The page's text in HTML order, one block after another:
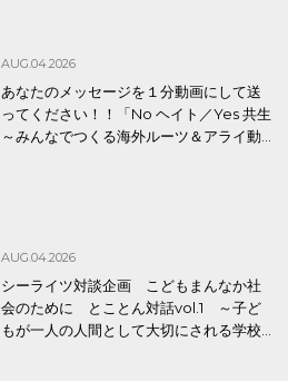
AUG.04.2026
あなたのメッセージを１分動画にして送
ってください！！「No ヘイト／Yes 共生
～みんなでつくる海外ルーツ＆アライ動
AUG.04.2026
シーライツ対談企画 こどもまんなか社
会のために とことん対話vol.1 ～子ど
もが一人の人間として大切にされる学校